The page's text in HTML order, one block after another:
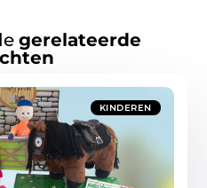
gerelateerde
KINDEREN